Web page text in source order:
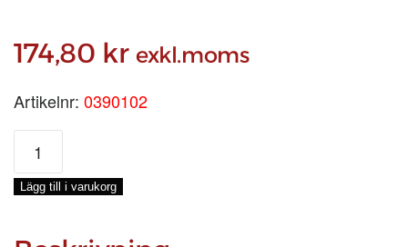
174,80 kr exkl.moms
Artikelnr: 0390102
OLJEVAX,
TUB
250-
ML
Lägg till i varukorg